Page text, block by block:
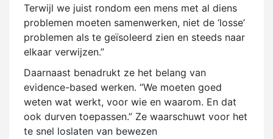
Terwijl we juist rondom een mens met al diens
problemen moeten samenwerken, niet de ‘losse’
problemen als te geïsoleerd zien en steeds naar
elkaar verwijzen.”
Daarnaast benadrukt ze het belang van
evidence-based werken. “We moeten goed
weten wat werkt, voor wie en waarom. En dat
ook durven toepassen.” Ze waarschuwt voor het
te snel loslaten van bewezen